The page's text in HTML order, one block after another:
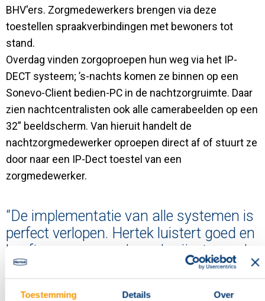
Toestemming Details Over
BHV'ers. Zorgmedewerkers brengen via deze
toestellen spraakverbindingen met bewoners tot
stand.
Overdag vinden zorgoproepen hun weg via het IP-
DECT systeem; ’s-nachts komen ze binnen op een
Sonevo-Client bedien-PC in de nachtzorgruimte. Daar
zien nachtcentralisten ook alle camerabeelden op een
32” beeldscherm. Van hieruit handelt de
nachtzorgmedewerker oproepen direct af of stuurt ze
door naar een IP-Dect toestel van een
zorgmedewerker.
“De implementatie van alle systemen is
perfect verlopen. Hertek luistert goed en
heeft ons personeel goed geïnstrueerd
over de werking van het systeem.”
Land van Horne